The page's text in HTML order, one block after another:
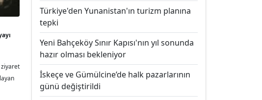
ziyaret
Türkiye'den Yunanistan'ın turizm planına
tepki
Yeni Bahçeköy Sınır Kapısı'nın yıl sonunda
hazır olması bekleniyor
İskeçe ve Gümülcine’de halk pazarlarının
günü değiştirildi